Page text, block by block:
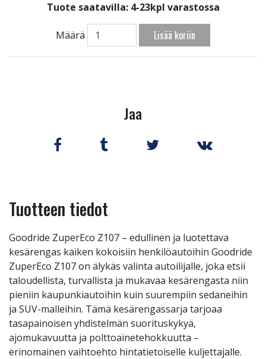
Tuote saatavilla: 4-23kpl varastossa
Määrä Lisää koriin
Jaa
Tuotteen tiedot
Goodride ZuperEco Z107 – edullinen ja luotettava
kesärengas kaiken kokoisiin henkilöautoihin Goodride
ZuperEco Z107 on älykäs valinta autoilijalle, joka etsii
taloudellista, turvallista ja mukavaa kesärengasta niin
pieniin kaupunkiautoihin kuin suurempiin sedaneihin
ja SUV-malleihin. Tämä kesärengassarja tarjoaa
tasapainoisen yhdistelmän suorituskykyä,
ajomukavuutta ja polttoainetehokkuutta –
erinomainen vaihtoehto hintatietoiselle kuljettajalle.